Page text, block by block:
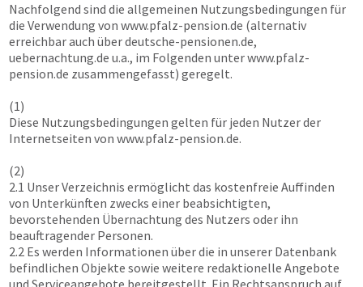
Nachfolgend sind die allgemeinen Nutzungsbedingungen für
die Verwendung von www.pfalz-pension.de (alternativ
erreichbar auch über deutsche-pensionen.de,
uebernachtung.de u.a., im Folgenden unterwww.pfalz-
pension.de zusammengefasst) geregelt.
(1)
Diese Nutzungsbedingungen gelten für jeden Nutzer der
Internetseiten von www.pfalz-pension.de.
(2)
2.1 Unser Verzeichnis ermöglicht das kostenfreie Auffinden
von Unterkünften zwecks einer beabsichtigten,
bevorstehenden Übernachtung des Nutzers oder ihn
beauftragender Personen.
2.2 Es werden Informationen über die in unserer Datenbank
befindlichen Objekte sowie weitere redaktionelle Angebote
und Serviceangebote bereitgestellt. Ein Rechtsanspruch auf